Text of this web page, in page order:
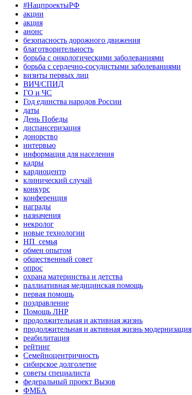
#НацпроектыРФ
акции
акция
анонс
безопасность дорожного движения
благотворительность
борьба с онкологическими заболеваниями
борьба с сердечно-сосудистыми заболеваниями
визиты первых лиц
ВИЧ/СПИД
ГО и ЧС
Год единства народов России
даты
День Победы
диспансеризация
донорство
интервью
информация для населения
кадры
кардиоцентр
клинический случай
конкурс
конференция
награды
назначения
некролог
новые технологии
НП_семья
обмен опытом
общественный совет
опрос
охрана материнства и детства
паллиативная медицинская помощь
первая помощь
поздравление
Помощь ЛНР
продолжительная и активная жизнь
продолжительная и активная жизнь модернизация
реабилитация
рейтинг
Семейноцентричность
сибирское долголетие
советы специалиста
федеральный проект Вызов
ФМБА